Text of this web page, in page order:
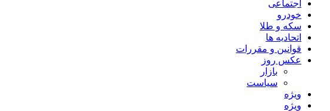
اجتماعی
خودرو
سکه و طلا
اتحادیه ها
قوانین و مقررات
عکس روز
بازار
سیاست
ویژه
ویژه